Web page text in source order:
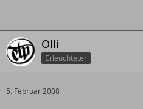
Olli
Erleuchteter
5. Februar 2008